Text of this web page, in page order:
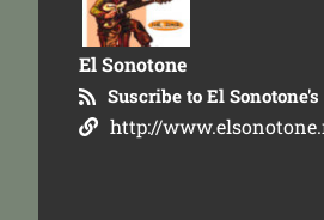
El Sonotone
Suscribe to El Sonotone's
http://